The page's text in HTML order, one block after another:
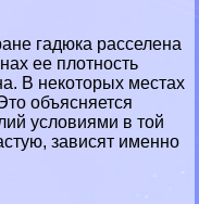
гадюка расселена
ее плотность
В некоторых местах
объясняется
условиями в той
зависят именно